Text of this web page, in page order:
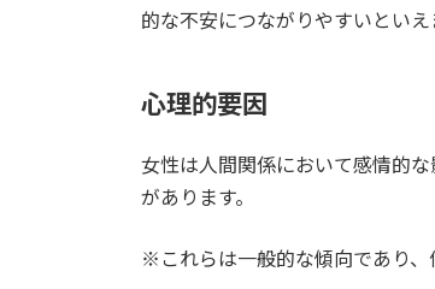
的な不安につながりやすいといえ
心理的要因
女性は人間関係において感情的
があります。
※これらは一般的な傾向であり、